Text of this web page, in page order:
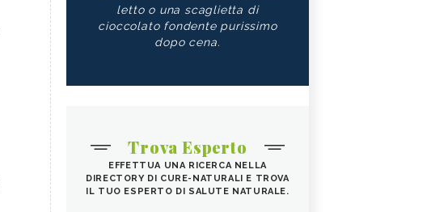
letto o una scaglietta di
cioccolato fondente purissimo
dopo cena.
Trova Esperto
EFFETTUA UNA RICERCA NELLA
DIRECTORY DI CURE-NATURALI E TROVA
IL TUO ESPERTO DI SALUTE NATURALE.